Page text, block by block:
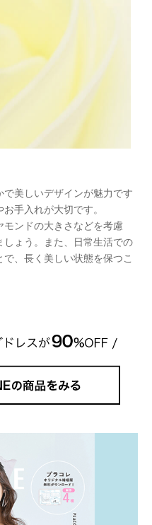
美しいデザインが魅力です
手入れが大切です。
ンドの大きさなどを考慮
しょう。また、日常生活での
、長く美しい状態を保つこ